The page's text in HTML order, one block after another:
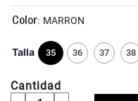
Talla 35 36 37 38
: MARRON
Cantidad